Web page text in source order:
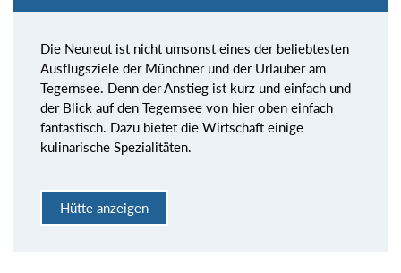
Die Neureut ist nicht umsonst eines der beliebtesten
Ausflugsziele der Münchner und der Urlauber am
Tegernsee. Denn der Anstieg ist kurz und einfach und
der Blick auf den Tegernsee von hier oben einfach
fantastisch. Dazu bietet die Wirtschaft einige
kulinarische Spezialitäten.
Hütte anzeigen